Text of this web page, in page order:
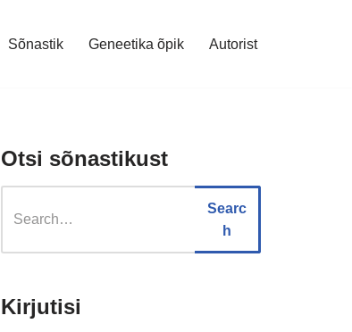
Sõnastik Geneetika õpik Autorist
Otsi sõnastikust
Searc
h
Kirjutisi